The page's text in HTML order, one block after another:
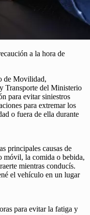
a la hora de
de Movilidad,
Transporte del Ministerio
para evitar siniestros
para extremar los
o fuera de ella durante
principales causas de
móvil, la comida o bebida,
mientras conducís.
el vehículo en un lugar
para evitar la fatiga y